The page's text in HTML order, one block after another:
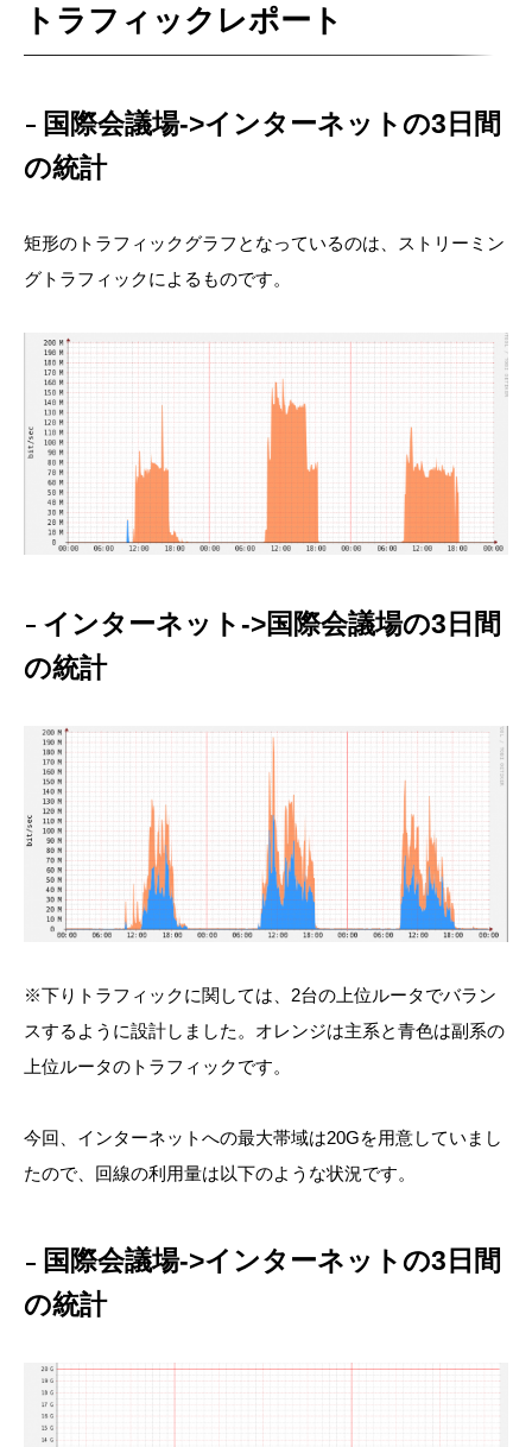
トラフィックレポート
国際会議場->インターネットの3日間
の統計
矩形のトラフィックグラフとなっているのは、ストリーミン
グトラフィックによるものです。
インターネット->国際会議場の3日間
の統計
※下りトラフィックに関しては、2台の上位ルータでバラン
スするように設計しました。オレンジは主系と青色は副系の
上位ルータのトラフィックです。
今回、インターネットへの最大帯域は20Gを用意していまし
たので、回線の利用量は以下のような状況です。
国際会議場->インターネットの3日間
の統計